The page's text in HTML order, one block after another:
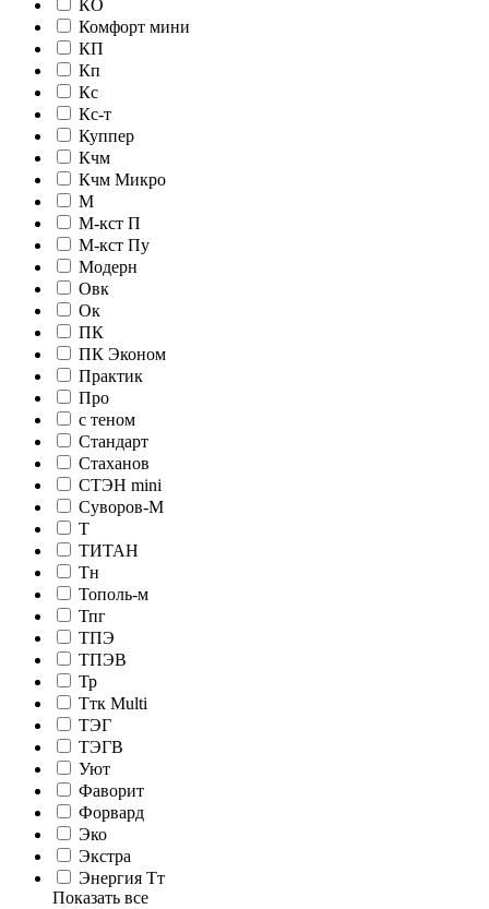
КО
Комфорт мини
КП
Кп
Кс
Кс-т
Куппер
Кчм
Кчм Микро
М
М-кст П
М-кст Пу
Модерн
Овк
Ок
ПК
ПК Эконом
Практик
Про
с теном
Стандарт
Стаханов
СТЭН mini
Суворов-М
Т
ТИТАН
Тн
Тополь-м
Тпг
ТПЭ
ТПЭВ
Тр
Ттк Multi
ТЭГ
ТЭГВ
Уют
Фаворит
Форвард
Эко
Экстра
Энергия Тт
Показать все